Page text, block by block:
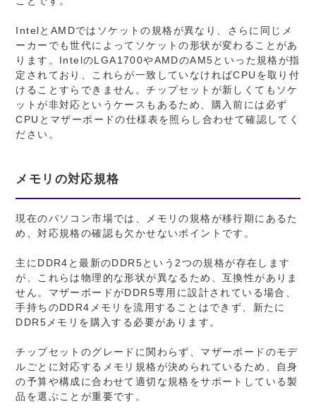
IntelとAMDではソケットの規格が異なり、さらに同じメ
ーカーでも世代によってソケットの形状が変わることがあ
ります。IntelのLGA1700やAMDのAM5といった規格が指
定されており、これらが一致していなければCPUを取り付
けることすらできません。チップセットが新しくてもソケ
ットが非対応というケースもあるため、購入前には必ず
CPUとマザーボードの仕様表を照らし合わせて確認してく
ださい。
メモリの対応規格
現在のパソコン市場では、メモリの規格が移行期にあるた
め、対応規格の確認も欠かせないポイントです。
主にDDR4と最新のDDR5という2つの規格が存在します
が、これらは物理的な形状が異なるため、互換性がありま
せん。マザーボードがDDR5専用に設計されている場合、
手持ちのDDR4メモリを流用することはできず、新たに
DDR5メモリを購入する必要があります。
チップセットのグレードに関わらず、マザーボードのモデ
ルごとに対応するメモリ規格が決められているため、自身
の予算や構成に合わせて適切な規格をサポートしている製
品を選ぶことが重要です。